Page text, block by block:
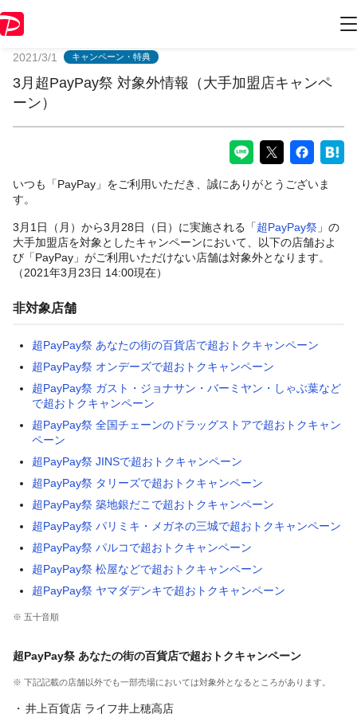
2021/3/1 キャンペーン・特典
3月超PayPay祭 対象外情報（大手加盟店キャンペ
ーン）
いつも「PayPay」をご利用いただき、誠にありがとうございま
す。
3月1日（月）から3月28日（日）に実施される「超PayPay祭 」の
大手加盟店を対象としたキャンペーンにおいて、以下の店舗およ
び「PayPay」がご利用いただけない店舗は対象外となります。
（2021年3月23日 14:00現在）
非対象店舗
超PayPay祭 あなたの街の百貨店で超おトクキャンペーン
超PayPay祭 オンデーズで超おトクキャンペーン
超PayPay祭 ガスト・ジョナサン・バーミヤン・しゃぶ葉など
で超おトクキャンペーン
超PayPay祭 全国チェーンのドラッグストアで超おトクキャン
ペーン
超PayPay祭 JINSで超おトクキャンペーン
超PayPay祭 タリーズで超おトクキャンペーン
超PayPay祭 築地銀だこで超おトクキャンペーン
超PayPay祭 パリミキ・メガネの三城で超おトクキャンペーン
超PayPay祭 パルコで超おトクキャンペーン
超PayPay祭 松屋などで超おトクキャンペーン
超PayPay祭 ヤマダデンキで超おトクキャンペーン
※ 五十音順
超PayPay祭 あなたの街の百貨店で超おトクキャンペーン
※ 下記記載の店舗以外でも一部売場においては対象外となるところがあります。
井上百貨店 ライフ井上穂高店